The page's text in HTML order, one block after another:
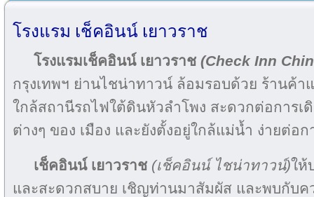
โรงแรม เช็คอินน์ เยาวราช
โรงแรมเช็คอินน์ เยาวราช (Check Inn
กรุงเทพฯ ย่านไชน่าทาวน์ ล้อมรอบด้วย ร้านค้า
ใกล้สถานีรถไฟใต้ดินหัวลำโพง สะดวกต่อการ
ต่างๆ ของ เมือง และยังตั้งอยู่ใกล้แม่น้ำ ง่ายต่อก
เช็คอินน์ เยาวราช (เช็คอินน์ ไชน่าทาวน์)ให้
และสะดวกสบาย เชิญท่านมาสัมผัส และพบกับค